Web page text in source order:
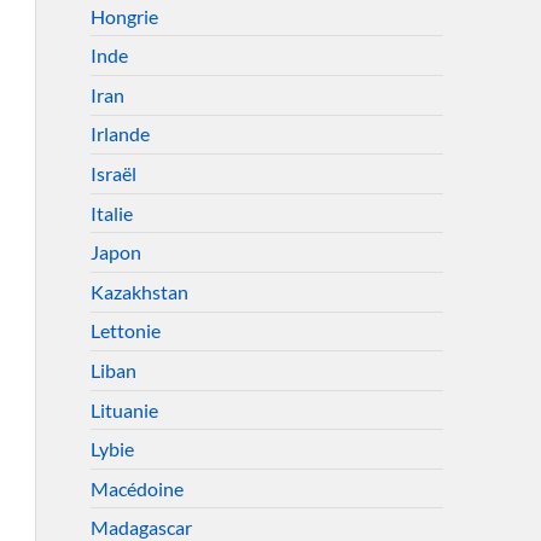
Hongrie
Inde
Iran
Irlande
Israël
Italie
Japon
Kazakhstan
Lettonie
Liban
Lituanie
Lybie
Macédoine
Madagascar